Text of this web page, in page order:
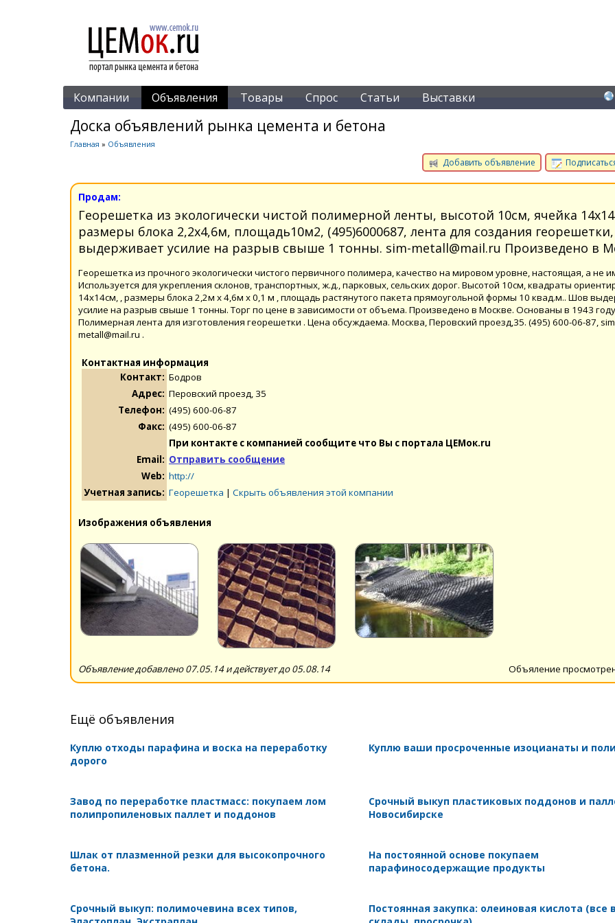
Компании Объявления Товары Спрос Статьи Выставки
Доска объявлений рынка цемента и бетона
Главная » Объявления
Добавить объявление
Продам:
Георешетка из экологически чистой полимерной ленты, высотой 10см, ячейка
размеры блока 2,2х4,6м, площадь10м2, (495)6000687, лента для создания
выдерживает усилие на разрыв свыше 1 тонны. sim-metall@mail.ru Произведено в
Георешетка из прочного экологически чистого первичного полимера, качество на мировом уровне, настоящая, а не
Используется для укрепления склонов, транспортных, ж.д., парковых, сельских дорог. Высотой 10см, квадраты
14х14см, , размеры блока 2,2м х 4,6м х 0,1 м , площадь растянутого пакета прямоугольной формы 10 квад.м.. Шов
усилие на разрыв свыше 1 тонны. Торг по цене в зависимости от объема. Произведено в Москве. Основаны в 1943
Полимерная лента для изготовления георешетки . Цена обсуждаема. Москва, Перовский проезд,35. (495) 600-06-87,
metall@mail.ru .
Контактная информация
Контакт: Бодров
Адрес: Перовский проезд, 35
Телефон: (495) 600-06-87
Факс: (495) 600-06-87
При контакте с компанией сообщите что Вы с портала ЦЕМок.ru
Email: Отправить сообщение
Web: http://
Учетная запись: Георешетка | Скрыть объявления этой компании
Изображения объявления
Объяление
Объявление добавлено 07.05.14 и действует до 05.08.14
Ещё объявления
Куплю отходы парафина и воска на переработку
дорого
Куплю ваши просроченные изоцианаты и
Завод по переработке пластмасс: покупаем лом
полипропиленовых паллет и поддонов
Срочный выкуп пластиковых поддонов и
Новосибирске
Шлак от плазменной резки для высокопрочного
бетона.
На постоянной основе покупаем
парафиносодержащие продукты
Срочный выкуп: полимочевина всех типов,
Постоянная закупка: олеиновая кислота (все